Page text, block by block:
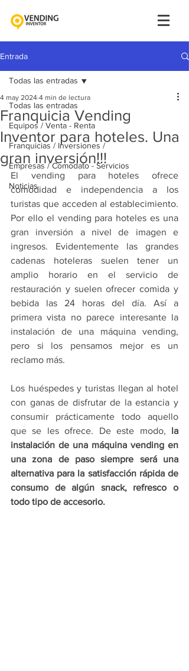
Entrada
Todas las entradas
Equipos / Venta - Renta
Franquicias / Inversiones /
Empresas / Comodato - Servicios
Noticias
Todas las entradas
Franquicia Vending
Inventor para hoteles. Una
gran inversión!!!
4 may 2024 4 min de lectura
El vending para hoteles ofrece
comodidad e independencia a los
turistas que acceden al establecimiento.
Por ello el vending para hoteles es una
gran inversión a nivel de imagen e
ingresos. Evidentemente las grandes
cadenas hoteleras suelen tener un
amplio horario en el servicio de
restauración y suelen ofrecer comida y
bebida las 24 horas del día. Así a
primera vista no parece interesante la
instalación de una máquina vending,
pero si los pensamos mejor es un
reclamo más.
Los huéspedes y turistas llegan al hotel
con ganas de disfrutar de la estancia y
consumir prácticamente todo aquello
que se les ofrece. De este modo, la
instalación de una máquina vending en
una zona de paso siempre será una
alternativa para la satisfacción rápida de
consumo de algún snack, refresco o
todo tipo de accesorio.